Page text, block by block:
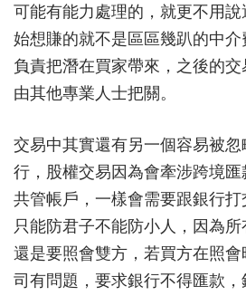
可能有能力處理的，就更不用
始想賺的就不是區區幾趴的中
負責把潛在買家帶來，之後的
由其他專業人士把關。
交易中其實還有另一個容易被
行，股權交易因為會牽涉跨境
共管帳戶，一樣會需要跟銀行
只能防君子不能防小人，因為
還是要照會雙方，若買方在照
司有問題，要求銀行不得匯款